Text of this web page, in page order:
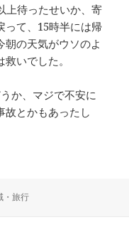
上待ったせいか、寄
って、15時半には帰
の天気がウソのよ
いでした。
か、マジで不安に
故とかもあったし
・旅行